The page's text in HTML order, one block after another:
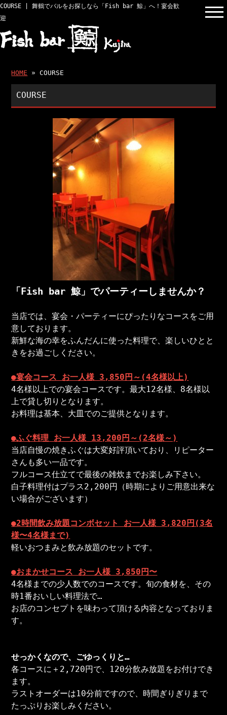
COURSE | 舞鶴でバルをお探しなら「Fish bar 鯨」へ！宴会歓
迎
HOME » COURSE
COURSE
「Fish bar 鯨」でパーティーしませんか？
当店では、宴会・パーティーにぴったりなコースをご用
意しております。
新鮮な海の幸をふんだんに使った料理で、楽しいひとと
きをお過ごしください。
●宴会コース お一人様 3,850円～(4名様以上)
4名様以上での宴会コースです。最大12名様、8名様以
上で貸し切りとなります。
お料理は基本、大皿でのご提供となります。
●ふぐ料理 お一人様 13,200円～(2名様～)
当店自慢の焼きふぐは大変好評頂いており、リピーター
さんも多い一品です。
フルコース仕立てで最後の雑炊までお楽しみ下さい。
白子料理付はプラス2,200円（時期によりご用意出来な
い場合がございます）
●2時間飲み放題コンボセット お一人様 3,820円(3名
様〜4名様まで)
軽いおつまみと飲み放題のセットです。
●おまかせコース お一人様 3,850円〜
4名様までの少人数でのコースです。旬の食材を、その
時1番おいしい料理法で…
お店のコンセプトを味わって頂ける内容となっておりま
す。
せっかくなので、ごゆっくりと…
各コースに＋2,720円で、120分飲み放題をお付けでき
ます。
ラストオーダーは10分前ですので、時間ぎりぎりまで
たっぷりお楽しみください。